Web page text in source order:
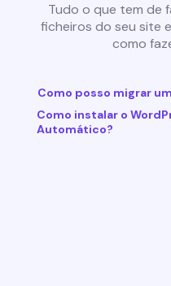
Tudo o que tem de
ficheiros do seu site
como
Como posso migrar
Como instalar o
Automático?